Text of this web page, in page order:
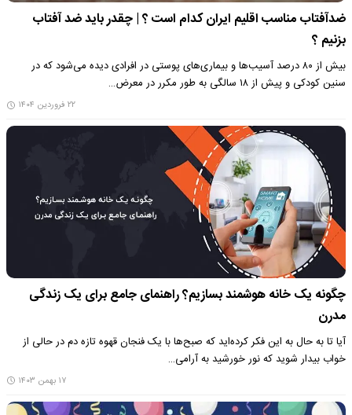
ضدآفتاب مناسب اقلیم ایران کدام است ؟ | چقدر باید ضد آفتاب
بزنیم ؟
بیش از ۸۰ درصد آسیب‌ها و بیماری‌های پوستی در افرادی دیده می‌شود که در
سنین کودکی و پیش از ۱۸ سالگی به طور مکرر در معرض…
۲۲ فروردین ۱۴۰۴
چگونه یک خانه هوشمند بسازیم؟ راهنمای جامع برای یک زندگی
مدرن
آیا تا به حال به این فکر کرده‌اید که صبح‌ها با یک فنجان قهوه تازه دم در حالی از
خواب بیدار شوید که نور خورشید به آرامی…
۱۷ بهمن ۱۴۰۳